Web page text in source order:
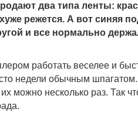
два типа ленты:
режется. А вот синяя
и все нормально
работать веселее и
недели обычным
можно несколько раз. Так